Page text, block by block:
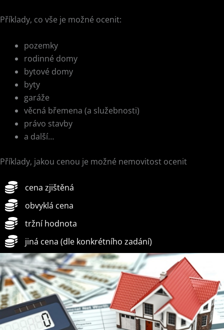
Příklady, co vše je možné ocenit:
pozemky
rodinné domy
bytové domy
byty
garáže
věcná břemena (a služebnosti)
právo stavby
a další…
Příklady, jakou cenou je možné nemovitost ocenit
cena zjištěná
obvyklá cena
tržní hodnota
jiná cena (dle konkrétního zadání)